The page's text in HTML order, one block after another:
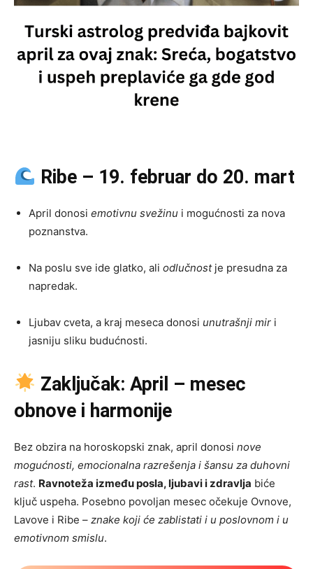
Ribe – 19. februar do 20. mart
April donosi emotivnu svežinu i mogućnosti za nova
poznanstva.
Na poslu sve ide glatko, ali odlučnostje presudna za
napredak.
Ljubav cveta, a kraj meseca donosi unutrašnji mir i
jasniju sliku budućnosti.
Zaključak: April – mesec
obnove i harmonije
Bez obzira na horoskopski znak, april donosi nove
mogućnosti, emocionalna razrešenja i šansu za duhovni
rast. Ravnoteža između posla, ljubavi i zdravlja biće
ključ uspeha. Posebno povoljan mesec očekuje Ovnove,
Lavove i Ribe – znake koji će zablistati i u poslovnom i u
emotivnom smislu.